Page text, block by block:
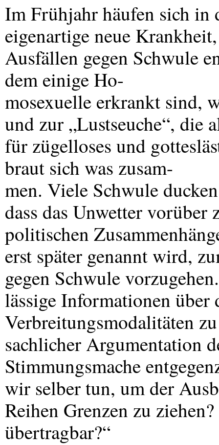
Im Frühjahr häufen sich in
eigenartige neue
Ausfällen gegen Schwule
dem einige Ho-
mosexuelle erkrankt sind,
und zur „Lustseuche“, die
für zügelloses und
braut sich was zusam-
men. Viele Schwule
dass das Unwetter
politischen
erst später genannt wird,
gegen Schwule
lässige Informationen
Verbreitungsmodalitäten
sachlicher Argumentation
Stimmungsmache
wir selber tun, um der
Reihen Grenzen zu
übertragbar?“